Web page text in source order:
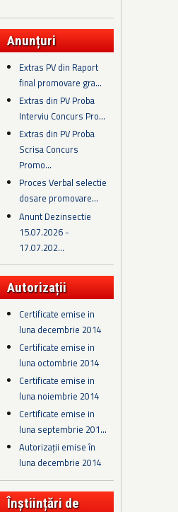
Anunțuri
Extras PV din Raport
final promovare gra...
Extras din PV Proba
Interviu Concurs Pro...
Extras din PV Proba
Scrisa Concurs
Promo...
Proces Verbal selectie
dosare promovare...
Anunt Dezinsectie
15.07.2026 -
17.07.202...
Autorizații
Certificate emise in
luna decembrie 2014
Certificate emise in
luna octombrie 2014
Certificate emise in
luna noiembrie 2014
Certificate emise in
luna septembrie 201...
Autorizații emise în
luna decembrie 2014
Înștiințări de